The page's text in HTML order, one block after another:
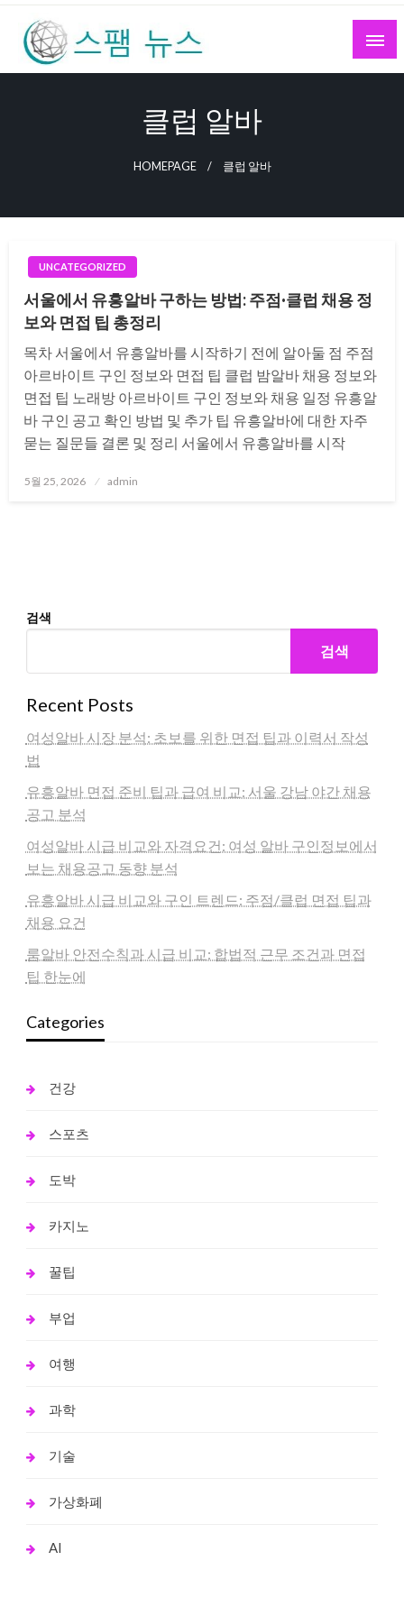
Skip
content
클럽 알바
HOMEPAGE 클럽 알바
UNCATEGORIZED
서울에서 유흥알바 구하는 방법: 주점·클럽 채용 정
보와 면접 팁 총정리
목차 서울에서 유흥알바를 시작하기 전에 알아둘 점 주점
아르바이트 구인 정보와 면접 팁 클럽 밤알바 채용 정보와
면접 팁 노래방 아르바이트 구인 정보와 채용 일정 유흥알
바 구인 공고 확인 방법 및 추가 팁 유흥알바에 대한 자주
묻는 질문들 결론 및 정리 서울에서 유흥알바를 시작
Posted
5월 25, 2026 admin
검색
검색
Recent Posts
여성알바 시장 분석: 초보를 위한 면접 팁과 이력서 작성
법
유흥알바 면접 준비 팁과 급여 비교: 서울 강남 야간 채용
공고 분석
여성알바 시급 비교와 자격요건: 여성 알바 구인정보에서
보는 채용공고 동향 분석
유흥알바 시급 비교와 구인 트렌드: 주점/클럽 면접 팁과
채용 요건
룸알바 안전수칙과 시급 비교: 합법적 근무 조건과 면접
팁 한눈에
Categories
건강
스포츠
도박
카지노
꿀팁
부업
여행
과학
기술
가상화폐
AI